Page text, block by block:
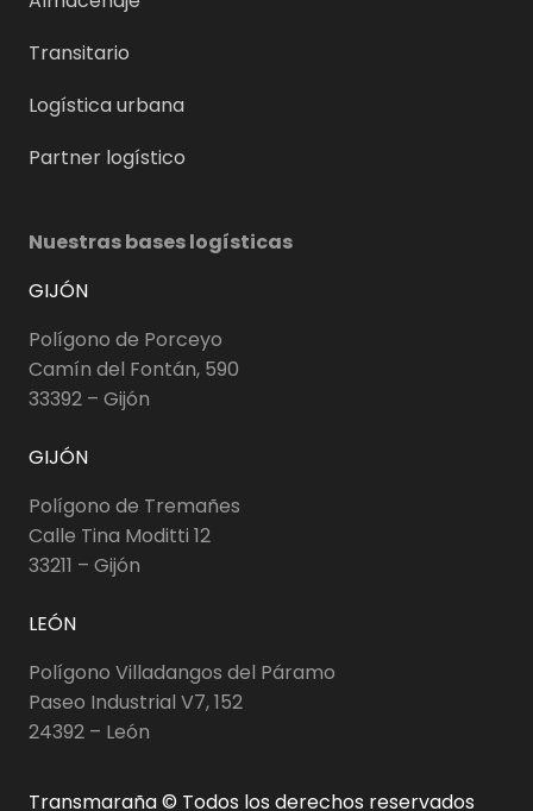
Transitario
Logística urbana
Partner logístico
Nuestras bases logísticas
GIJÓN
Polígono de Porceyo
Camín del Fontán, 590
33392 – Gijón
GIJÓN
Polígono de Tremañes
Calle Tina Moditti 12
33211 – Gijón
LEÓN
Polígono Villadangos del Páramo
Paseo Industrial V7, 152
24392 – León
Transmaraña © Todos los derechos reservados